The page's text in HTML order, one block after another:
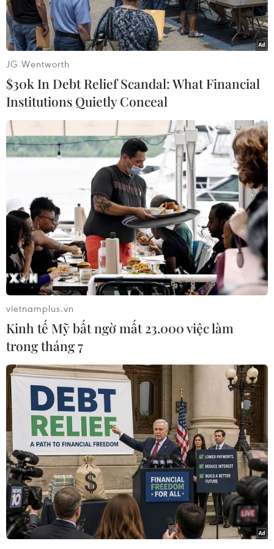
dụng để phô trương sức mạnh và răn đe đối
phương.
Tổng thống Moon Jae-in và Tổng thống Mỹ Joe Biden trong cuộc
gặp bên lề Hội nghị thượng đỉnh G20 ở Rome, Italy, ngày
30/10/2021. (Ảnh: Yonhap/TTXVN)
Theo Yonhap, các nghị sỹ Hàn Quốc đại diện cho
việc triển khai vũ khí chiến lược của Mỹ tới
quốc gia đồng minh Đông Bắc Á này trong cuộc
gặp với Cố vấn An ninh quốc gia Nhà Trắng
Jake Sullivan ngày 5/4.
Nghị sỹ Park Jin thuộc đảng Quyền lực quốc dân
của ông Yoon Suk-yeol cho biết hai bên cũng
thảo luận sự cần thiết của việc sớm tổ chức hội
nghị thượng đỉnh song phương giữa Tổng thống
Mỹ Joe Biden và người đồng cấp Hàn Quốc
nhằm tăng cường quan hệ đồng minh.
[Chính phủ Hàn Quốc hướng tới mở rộng lĩnh
vực liên minh với Mỹ]
JG Wentworth
$30k In Debt Relief Scandal: What Financial
Institutions Quietly Conceal
vietnamplus.vn
Kinh tế Mỹ bất ngờ mất 23.000 việc làm
trong tháng 7